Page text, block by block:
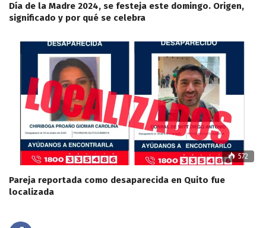
Día de la Madre 2024, se festeja este domingo. Origen,
significado y por qué se celebra
572
Pareja reportada como desaparecida en Quito fue
localizada